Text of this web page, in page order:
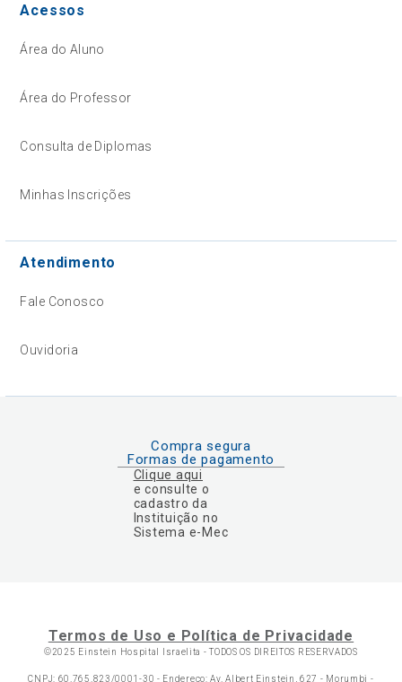
Acessos
Área do Aluno
Área do Professor
Consulta de Diplomas
Minhas Inscrições
Atendimento
Fale Conosco
Ouvidoria
Compra segura
Formas de pagamento
Clique aqui
e consulte o
cadastro da
Instituição no
Sistema e-Mec
Termos de Uso e Política de Privacidade
©2025 Einstein Hospital Israelita -TODOS OS DIREITOS RESERVADOS
CNPJ: 60.765.823/0001-30 - Endereço: Av. Albert Einstein, 627 - Morumbi -